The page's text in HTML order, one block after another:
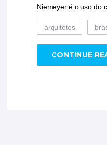
Niemeyer é o uso do
arquitetos
CONTINUE